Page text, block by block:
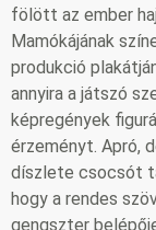
fölött az ember
Mamókájának
produkció
annyira a játszó
képregények
érzeményt. Apró,
díszlete csocsót
hogy a rendes
gengszter